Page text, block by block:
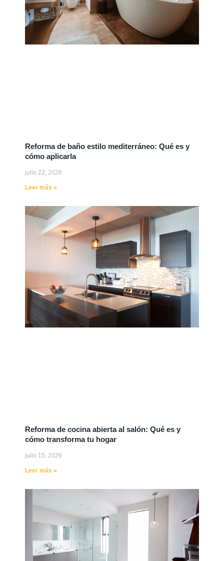
Reforma de baño estilo mediterráneo: Qué es y
cómo aplicarla
julio 22, 2026
Leer más »
Reforma de cocina abierta al salón: Qué es y
cómo transforma tu hogar
julio 15, 2026
Leer más »